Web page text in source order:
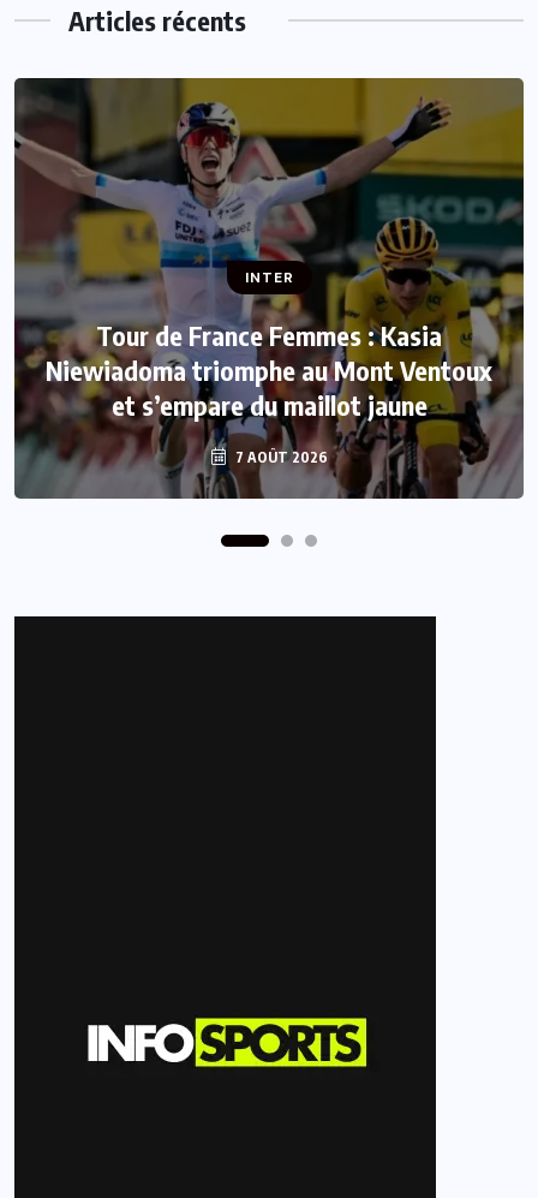
Articles récents
INTER
Tour de France Femmes : Kasia
Niewiadoma triomphe au Mont Ventoux
et s’empare du maillot jaune
7 AOÛT 2026
INTER
Mercato : Le FC Barcelone s’offre Rodri
pour 50 millions d’euros
7 AOÛT 2026